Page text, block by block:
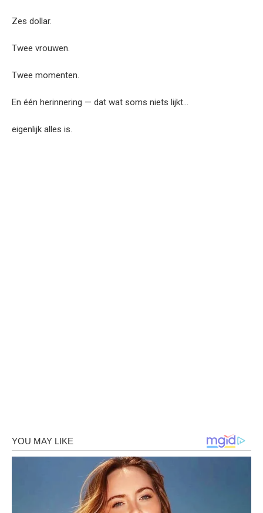
Zes dollar.
Twee vrouwen.
Twee momenten.
En één herinnering — dat wat soms niets lijkt…
eigenlijk alles is.